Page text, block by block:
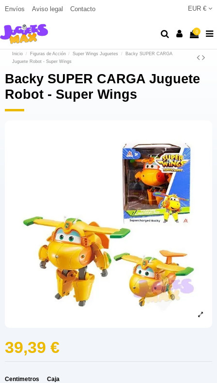
Envíos Aviso legal Contacto EUR €
0
Inicio Figuras de Acción Super Wings Juguetes
Backy SUPER CARGA
Juguete Robot - Super Wings
Backy SUPER CARGA Juguete
Robot - Super Wings
39,39 €
Centimetros
Caja